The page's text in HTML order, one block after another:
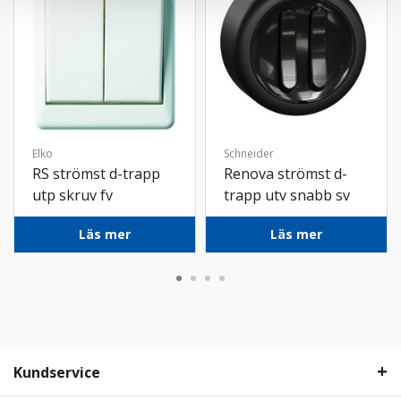
Elko
RS strömst d-trapp
utp skruv fv
Läs mer
Schneider
Renova strömst d-
trapp utv snabb sv
Läs mer
Kundservice